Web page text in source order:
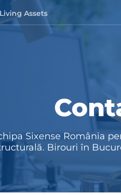
Assets
Sixense România
Birouri în